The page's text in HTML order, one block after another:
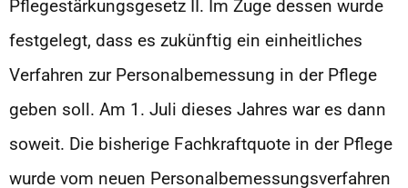
Pflegestärkungsgesetz II. Im Zuge dessen wurde
festgelegt, dass es zukünftig ein einheitliches
Verfahren zur Personalbemessung in der Pflege
geben soll. Am 1. Juli dieses Jahres war es dann
soweit. Die bisherige Fachkraftquote in der Pflege
wurde vom neuen Personalbemessungsverfahren